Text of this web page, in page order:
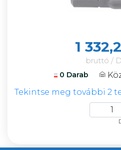
1
bruttó /
0 Darab
Tekintse meg további 2